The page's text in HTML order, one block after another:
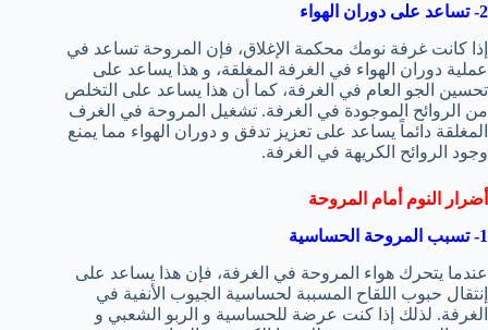
2- تساعد على دوران الهواء
إذا كانت غرفة نومك محكمة الإغلاق، فإن المروحة تساعد في
عملية دوران الهواء في الغرفة المغلقة، و هذا يساعد على
تحسين الجو العام في الغرفة، كما أن هذا يساعد على التخلص
من الروائح الموجودة في الغرفة. تشغيل المروحة في الغرف
المغلقة دائماً يساعد على تعزيز تدفق و دوران الهواء مما يمنع
وجود الروائح الكريهة في الغرفة.
أضرار النوم أمام المروحة
1- تسبب المروحة الحساسية
عندما يتحرك هواء المروحة في الغرفة، فإن هذا يساعد على
إنتقال حبوب اللقاح المسببة لحساسية الجيوب الأنفية في
الغرفة. لذلك إذا كنت عرضة للحساسية و الربو الشعبي و